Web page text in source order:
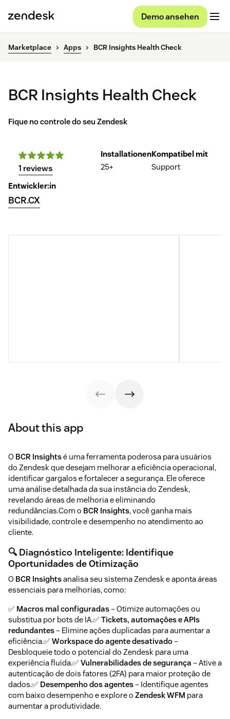
Demo ansehen
Marketplace Apps BCR Insights Health Check
BCR Insights Health Check
Fique no controle do seu Zendesk
1 reviews
Installationen
25+
Kompatibel mit
Support
Entwickler:in
BCR.CX
About this app
O BCR Insightsé uma ferramenta poderosa para usuários
do Zendesk que desejam melhorar a eficiência operacional,
identificar gargalos e fortalecer a segurança. Ele oferece
uma análise detalhada da sua instância do Zendesk,
revelando áreas de melhoria e eliminando
redundâncias.Com o BCR Insights, você ganha mais
visibilidade, controle e desempenho no atendimento ao
cliente.
🔍 Diagnóstico Inteligente: Identifique
Oportunidades de Otimização
O BCR Insightsanalisa seu sistema Zendesk e aponta áreas
essenciais para melhorias, como:
✅ Macros mal configuradas– Otimize automações ou
substitua por bots de IA.✅Tickets, automações e APIs
redundantes– Elimine ações duplicadas para aumentar a
eficiência.✅Workspace do agente desativado–
Desbloqueie todo o potencial do Zendesk para uma
experiência fluida.✅Vulnerabilidades de segurança – Ative a
autenticação de dois fatores (2FA) para maior proteção de
dados.✅ Desempenho dos agentes– Identifique agentes
com baixo desempenho e explore o Zendesk WFM para
aumentar a produtividade.